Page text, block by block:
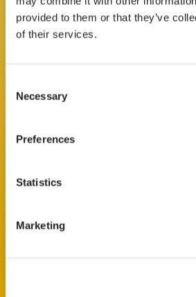
provided to them or that they’ve
of their services.
Selection
Necessary
Preferences
Statistics
Marketing